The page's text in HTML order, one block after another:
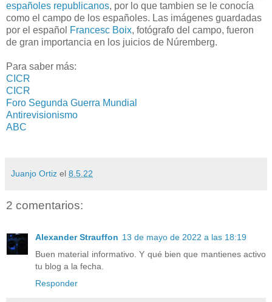
españoles republicanos, por lo que tambien se le conocía
como el campo de los españoles. Las imágenes guardadas
por el español Francesc Boix, fotógrafo del campo, fueron
de gran importancia en los juicios de Núremberg.
Para saber más:
CICR
CICR
Foro Segunda Guerra Mundial
Antirevisionismo
ABC
Juanjo Ortiz el 8.5.22
2 comentarios:
Alexander Strauffon 13 de mayo de 2022 a las 18:19
Buen material informativo. Y qué bien que mantienes activo
tu blog a la fecha.
Responder